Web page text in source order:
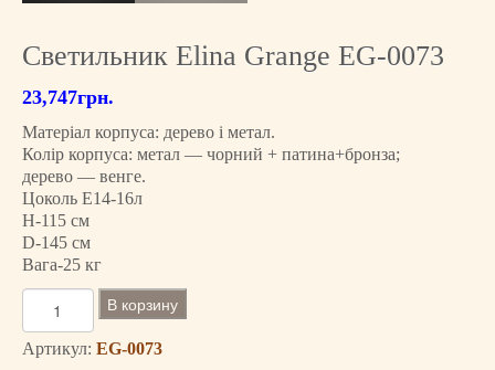
Светильник Elina Grange EG-0073
23,747грн.
Матеріал корпуса: дерево і метал.
Колір корпуса: метал — чорний + патина+бронза;
дерево — венге.
Цоколь Е14-16л
H-115 см
D-145 см
Вага-25 кг
л
В корзину
Артикул: EG-0073